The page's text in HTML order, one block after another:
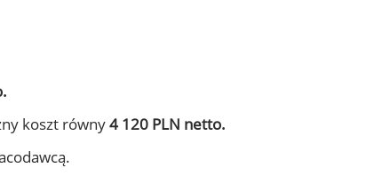
koszt równy4 120 PLN netto.